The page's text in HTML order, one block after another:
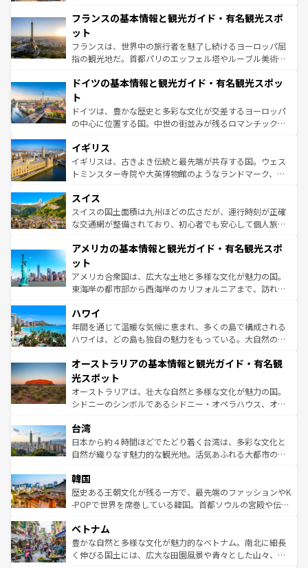
ませてくれるイタリアで、忘れられない旅をしてみよう！
なお、新着のイタリア情報は
しい。
文化が根付くこの国では、情熱的なフラメンコ、熱気あふ
れる闘牛、そして美味しいタパスが生活の一部となってい
る。首都マドリードの洗練された雰囲気や、バルセロナの
アートに溢れた街角から、地方では古代ローマ遺跡や中世
せる。地方によって風土や気候が異なるスペインはその個
ンテンツ一覧 を参照してほしい。
フランスの基本情報と観光ガイド・有名観光スポ
ット
フランスは、世界中の旅行者を魅了し続けるヨーロッパ屈
指の観光地だ。首都パリのエッフェル塔やルーブル美術館
で、幅広い魅力が詰まっている。華麗な宮殿、歴史的な大
聖堂、美しいビーチ、そして豊かな自然が、訪れる者を心
から魅了する。また、フランスは美食の国としても知ら
れ、フランス料理はユネスコ無形文化遺産にも登録されて
香り高いラベンダー畑など、多彩な楽しみ方が可能だ。さ
らに、パリ以外の地域にも魅力が溢れており、どの街角に
も豊かな歴史と文化が息づいている。パリ以外の個性あふ
を参照してほしい。
ドイツの基本情報と観光ガイド・有名観光スポッ
ト
ドイツは、豊かな歴史と多彩な文化が交差するヨーロッパ
の中心に位置する国。中世の街並みが残るロマンチック街
顔を持つこの国は、どこを歩いても飽きることがない。ベ
ルリンの文化的活気、バイエルン州のアルプスの絶景、そ
してライン川沿いのワイン畑といった風景は必見。ビール
は、お酒好きな人にはぜひ体験してほしい。 なお、新着の
ドイツ情報はコンテンツ一覧を参照してほしい。
イギリス
イギリスは、古きよき伝統と最先端が共存する国。ウェス
トミンスター寺院や大英博物館のようなランドマーク、歴
リアごとに異なる魅力がある。また、優雅なアフタヌーン
ティー、ビール好きにはたまらない英国パブ、サッカー観
戦など、本場だからこそできる体験も豊富。イギリスを旅
ンツ一覧を参照してほしい。
スイス
スイスの国土面積は九州ほどの広さだが、運行時刻が正確
な交通網が整備されており、初心者でも安心して個人旅行
の建物がそのまま残る町や、スイスならではのユニークな
博物館もあり、アルプス観光だけでなく町歩きも満喫する
ことができる。国民の所得が高いため物価も高いが、旅行
者向けの交通パス提供のサービスもあり、うまく活用すれ
着のスイス情報は
アメリカの基本情報と観光ガイド・有名観光スポ
ット
アメリカ合衆国は、広大な土地と多様な文化が魅力の国。
東海岸の都市部から西海岸のカリフォルニアまで、訪れる
のような巨大都市は、観光、ショッピング、エンターテイ
ンメントが詰まった刺激的なスポットだ。一方、アメリカ
西部には大自然が広がり、グランドキャニオンやイエロー
部のニューオーリンズでは、音楽と美食が融合した独特の
文化が魅力。旅行者はアメリカの各地域で異なる魅力を楽
しみながら、その多様性と豊かな歴史を感じることができ
るだろう。車でのロードトリップや列車の旅も、アメリカ
情報は
ハワイ
年間を通じて温暖な気候に恵まれ、多くの島で構成される
ハワイは、どの島も独自の魅力をもっている。大自然の神
ワイ島は見逃せない。また、定番の観光地といえばオアフ
島だが、静かな自然を求めるならマウイ島やカウアイ島が
おすすめ。エメラルドグリーンに輝く海をはじめ、豊かな
文化や歴史が息づいている。「アロハスピリット」と呼ば
人々、おいしいローカルフードやハワイアンミュージッ
ク、伝統的なフラダンスなど、すべてがハワイの魅力を彩
っている。訪れるたびに新しい発見と感動が待っているハ
はコンテンツ一覧
オーストラリアの基本情報と観光ガイド・有名観
光スポット
オーストラリアは、壮大な自然と多様な文化が魅力の国。
シドニーのシンボルであるシドニー・オペラハウス、オー
リアリーフや大陸中央部にそびえるウルル（エアーズロッ
ク）、タスマニアの美しい原生林やケアンズの熱帯雨林な
ど、見どころがたくさん。また、カフェやワイン、オージ
いる。アクティビティも充実しており、サーフィンやダイ
ビング、ハイキングなど、アウトドア好きにはたまらな
い。オーストラリアの多彩な魅力を存分に味わいつくそ
参照してほしい。
台湾
日本から約４時間ほどでたどり着く台湾は、多彩な文化と
自然が織りなす魅力的な観光地。活気あふれる大都市の台
ン）、静ひつな山岳地帯である台湾東部など、都市の喧騒
と山間の静けさが共存しており、訪れる人に新しい発見と
驚きをもたらしてくれる。また、奥深い台湾の食文化も魅
容にもいいと評判のスイーツなど、バラエティ豊かな料理
が味わえる。 なお、新着の台湾情報は コンテンツ一覧を参
照してほしい。
韓国
歴史ある王朝文化が残る一方で、最先端のファッションやK
-POPで世界を席巻している韓国。首都ソウルの宮殿や伝統
き、地方に足を延ばせば四季折々の自然美を楽しむことが
できる。そして、キムチや焼肉、絶品のストリートフード
まで、さまざまな韓国料理が待っている。夜には、韓国な
ベトナム
豊かな自然と多様な文化が魅力的なベトナム。南北に細長
く伸びる国土には、広大な田園風景や青々とした山々、世